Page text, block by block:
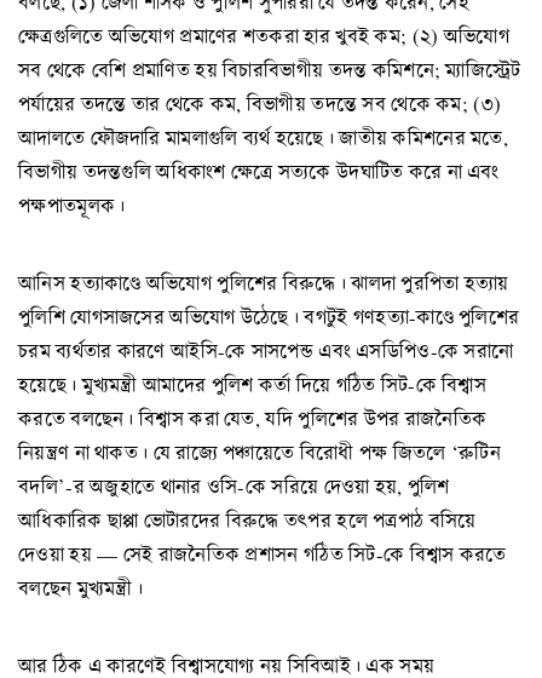
ক্ষেত্রগুলিতে অভিযোগ প্রমাণের শতকরা হার খুবই কম; (২) অভিযোগ
সব থেকে বেশি প্রমাণিত হয় বিচারবিভাগীয় তদন্ত কমিশনে; ম্যাজিস্ট্রেট
পর্যায়ের তদন্তে তার থেকে কম, বিভাগীয় তদন্তে সব থেকে কম; (৩)
আদালতে ফৌজদারি মামলাগুলি ব্যর্থ হয়েছে। জাতীয় কমিশনের মতে,
বিভাগীয় তদন্তগুলি অধিকাংশ ক্ষেত্রে সত্যকে উদঘাটিত করে না এবং
পক্ষপাতমূলক।
আনিস হত্যাকাণ্ডে অভিযোগ পুলিশের বিরুদ্ধে। ঝালদা পুরপিতা হত্যায়
পুলিশি যোগসাজসের অভিযোগ উঠেছে। বগটুই গণহত্যা-কাণ্ডে পুলিশের
চরম ব্যর্থতার কারণে আইসি-কে সাসপেন্ড এবং এসডিপিও-কে সরানো
হয়েছে। মুখ্যমন্ত্রী আমাদের পুলিশ কর্তা দিয়ে গঠিত সিট-কে বিশ্বাস
করতে বলছেন। বিশ্বাস করা যেত, যদি পুলিশের উপর রাজনৈতিক
নিয়ন্ত্রণ না থাকত। যে রাজ্যে পঞ্চায়েতে বিরোধী পক্ষ জিতলে ‘রুটিন
বদলি’-র অজুহাতে থানার ওসি-কে সরিয়ে দেওয়া হয়, পুলিশ
আধিকারিক ছাপ্পা ভোটারদের বিরুদ্ধে তৎপর হলে পত্রপাঠ বসিয়ে
দেওয়া হয় — সেই রাজনৈতিক প্রশাসন গঠিত সিট-কে বিশ্বাস করতে
বলছেন মুখ্যমন্ত্রী।
আর ঠিক এ কারণেই বিশ্বাসযোগ্য নয় সিবিআই। এক সময়